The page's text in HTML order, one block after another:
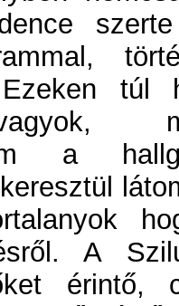
Ezeken túl
a
keresztül
A
érintő,